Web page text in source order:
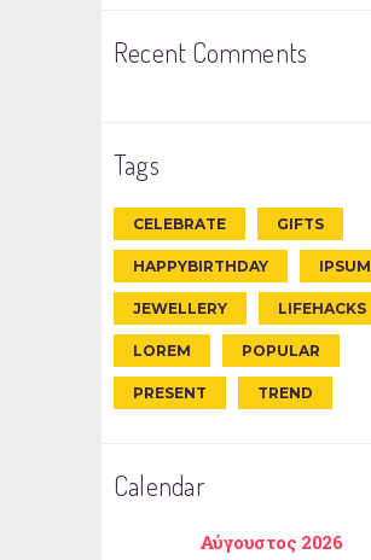
Recent Comments
Tags
CELEBRATE GIFTS
HAPPYBIRTHDAY IPSUM
JEWELLERY LIFEHACKS
LOREM POPULAR
PRESENT TREND
Calendar
Αύγουστος 2026